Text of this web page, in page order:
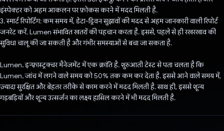
इंस्पेक्टर को अहम आकलन पर फ़ोकस करने में मदद मिलती है.
3. स्मार्ट रिपोर्टिंग: कम समय में, डेटा-ड्रिवन सुझावों की मदद से अहम जानकारी वाली रिपोर्ट
जनरेट करें. Lumen संभावित खतरों की पहचान करता है. इससे, पहले से ही रखरखाव की
सुविधा चालू की जा सकती है और गंभीर समस्याओं से बचा जा सकता है.
Lumen, इन्फ़्रास्ट्रक्चर मैनेजमेंट में एक क्रांति है. शुरुआती टेस्ट से पता चलता है कि
Lumen, जांच में लगने वाले समय को 50% तक कम कर देता है. इससे आने वाले समय में,
ज़्यादा सुरक्षित और बेहतर तरीके से काम करने में मदद मिलती है. साथ ही, इससे शून्य
गड़बड़ियों और शून्य उत्सर्जन का लक्ष्य हासिल करने में भी मदद मिलती है.